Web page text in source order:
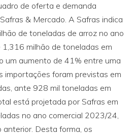
de oferta e demanda
& Mercado. A Safras indica
de toneladas de arroz no ano
milhão de toneladas em
um aumento de 41% entre uma
importações foram previstas em
ante 928 mil toneladas em
está projetada por Safras em
no ano comercial 2023/24,
Desta forma, os